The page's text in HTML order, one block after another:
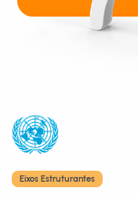
Eixos Estruturantes